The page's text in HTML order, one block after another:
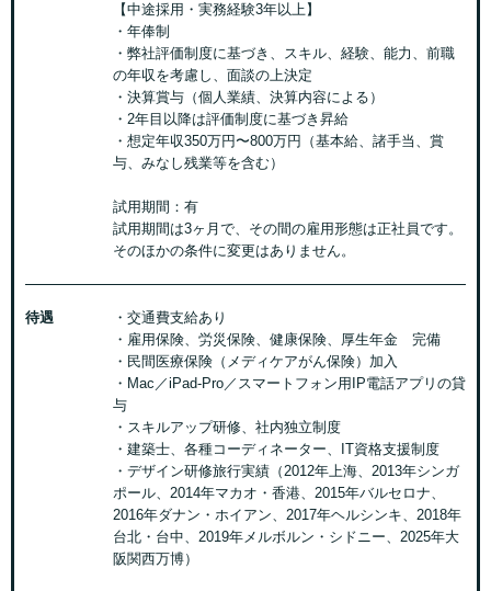
【中途採用・実務経験3年以上】
・年俸制
・弊社評価制度に基づき、スキル、経験、能力、前職
の年収を考慮し、面談の上決定
・決算賞与（個人業績、決算内容による）
・2年目以降は評価制度に基づき昇給
・想定年収350万円〜800万円（基本給、諸手当、賞
与、みなし残業等を含む）
試用期間：有
試用期間は3ヶ月で、その間の雇用形態は正社員です。
そのほかの条件に変更はありません。
待遇
・交通費支給あり
・雇用保険、労災保険、健康保険、厚生年金 完備
・民間医療保険（メディケアがん保険）加入
・Mac／iPad-Pro／スマートフォン用IP電話アプリの貸
与
・スキルアップ研修、社内独立制度
・建築士、各種コーディネーター、IT資格支援制度
・デザイン研修旅行実績（2012年上海、2013年シンガ
ポール、2014年マカオ・香港、2015年バルセロナ、
2016年ダナン・ホイアン、2017年ヘルシンキ、2018年
台北・台中、2019年メルボルン・シドニー、2025年大
阪関西万博）